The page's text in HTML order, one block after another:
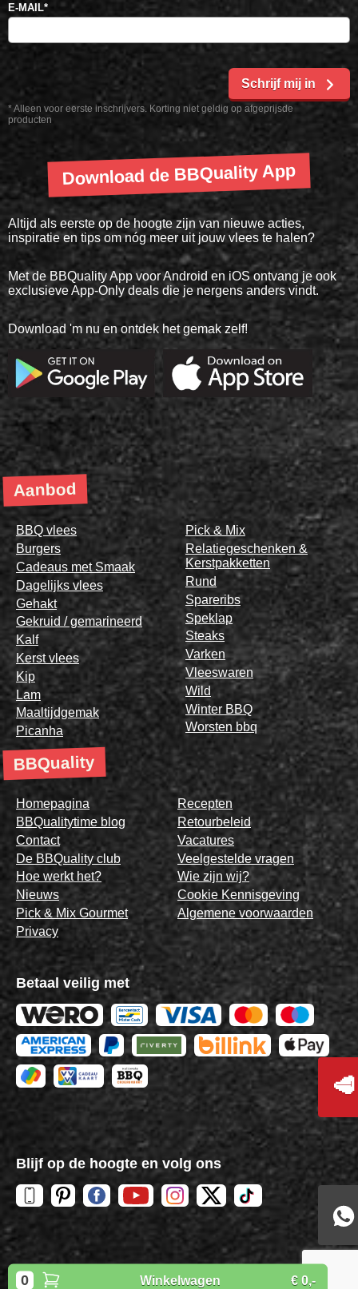
Winkelwagen
0 € 0,-
* Alleen voor eerste inschrijvers. Korting niet geldig op afgeprijsde
producten
E-MAIL*
Schrijf mij in
Download de BBQuality App
Altijd als eerste op de hoogte zijn van nieuwe acties,
inspiratie en tips om nóg meer uit jouw vlees te halen?
Met de BBQuality App voor Android en iOS ontvang je ook
exclusieve App-Only deals die je nergens anders vindt.
Download 'm nu en ontdek het gemak zelf!
Aanbod
BBQ vlees
Burgers
Cadeaus met Smaak
Dagelijks vlees
Gehakt
Gekruid / gemarineerd
Kalf
Kerst vlees
Kip
Lam
Maaltijdgemak
Picanha
Pick & Mix
Relatiegeschenken &
Kerstpakketten
Rund
Spareribs
Speklap
Steaks
Varken
Vleeswaren
Wild
Winter BBQ
Worsten bbq
BBQuality
Homepagina
BBQualitytime blog
Contact
De BBQuality club
Hoe werkt het?
Nieuws
Pick & Mix Gourmet
Privacy
Recepten
Retourbeleid
Vacatures
Veelgestelde vragen
Wie zijn wij?
Cookie Kennisgeving
Algemene voorwaarden
Betaal veilig met
Blijf op de hoogte en volg ons
CopyrightBBQuality
🥩